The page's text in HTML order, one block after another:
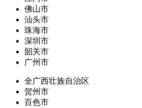
佛山市
汕头市
珠海市
深圳市
韶关市
广州市
全广西壮族自治区
贺州市
百色市